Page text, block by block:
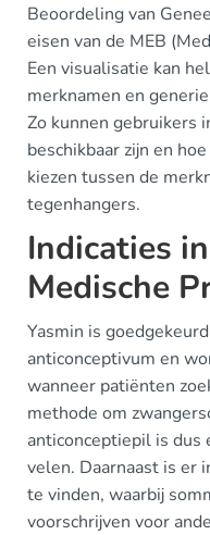
Beoordeling van
eisen van de MEB
Een visualisatie kan
merknamen en
Zo kunnen gebruikers
beschikbaar zijn en
kiezen tussen de
tegenhangers.
Indicaties
Medische
Yasmin is
anticonceptivum en
wanneer patiënten
methode om
anticonceptiepil is dus
velen. Daarnaast is er
te vinden, waarbij
voorschrijven voor